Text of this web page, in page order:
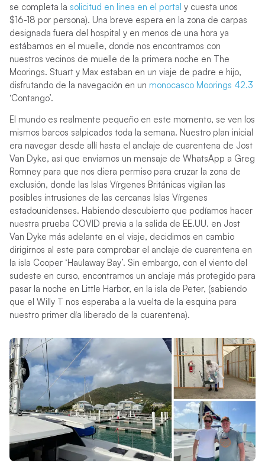
se completa la solicitud en linea en el portal y cuesta unos
$16-18 por persona). Una breve espera en la zona de carpas
designada fuera del hospital y en menos de una hora ya
estábamos en el muelle, donde nos encontramos con
nuestros vecinos de muelle de la primera noche en The
Moorings. Stuart y Max estaban en un viaje de padre e hijo,
disfrutando de la navegación en un monocasco Moorings 42.3
‘Contango’.
El mundo es realmente pequeño en este momento, se ven los
mismos barcos salpicados toda la semana. Nuestro plan inicial
era navegar desde allí hasta el anclaje de cuarentena de Jost
Van Dyke, así que enviamos un mensaje de WhatsApp a Greg
Romney para que nos diera permiso para cruzar la zona de
exclusión, donde las Islas Vírgenes Británicas vigilan las
posibles intrusiones de las cercanas Islas Vírgenes
estadounidenses. Habiendo descubierto que podíamos hacer
nuestra prueba COVID previa a la salida de EE.UU. en Jost
Van Dyke más adelante en el viaje, decidimos en cambio
dirigirnos al este para comprobar el anclaje de cuarentena en
la isla Cooper ‘Haulaway Bay’. Sin embargo, con el viento del
sudeste en curso, encontramos un anclaje más protegido para
pasar la noche en Little Harbor, en la isla de Peter, (sabiendo
que el Willy T nos esperaba a la vuelta de la esquina para
nuestro primer día liberado de la cuarentena).